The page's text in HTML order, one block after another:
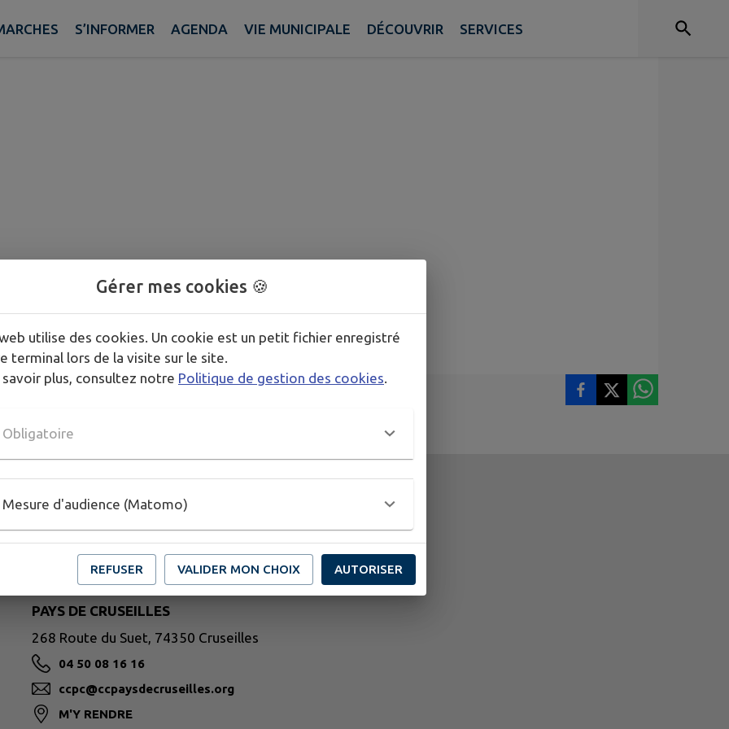
S’INFORMER AGENDA VIE MUNICIPALE DÉCOUVRIR SERVICES
de la commune :
PAYS DE CRUSEILLES
268 Route du Suet, 74350 Cruseilles
04 50 08 16 16
ccpc@ccpaysdecruseilles.org
M'Y RENDRE
Gérer mes cookies 🍪
utilise des cookies. Un cookie est un petit fichier enregistré
terminal lors de la visite sur le site.
savoir plus, consultez notre Politique de gestion des cookies
Obligatoire
Mesure d'audience (Matomo)
REFUSER VALIDER MON CHOIX AUTORISER